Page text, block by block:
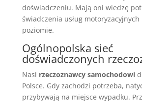
doświadczeniu. Mają oni wiedzę
świadczenia usług
poziomie.
Ogólnopolska sieć
doświadczonych
Nasi rzeczoznawcy samochodowi
Polsce. Gdy zachodzi potrzeba,
przybywają na miejsce wypadku.